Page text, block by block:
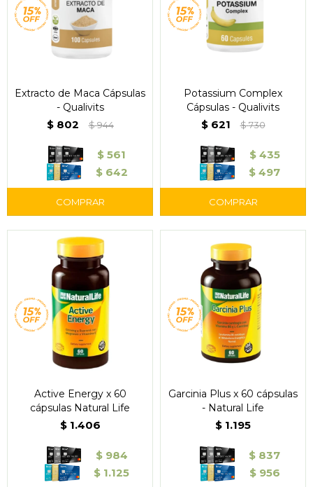
Extracto de Maca Cápsulas
- Qualivits
$ 802 $944
$ 561
$ 642
Potassium Complex
Cápsulas - Qualivits
$ 621 $730
$ 435
$ 497
Active Energy x 60
cápsulas Natural Life
$ 1.406
$ 984
$ 1.125
Garcinia Plus x 60 cápsulas
- Natural Life
$ 1.195
$ 837
$ 956